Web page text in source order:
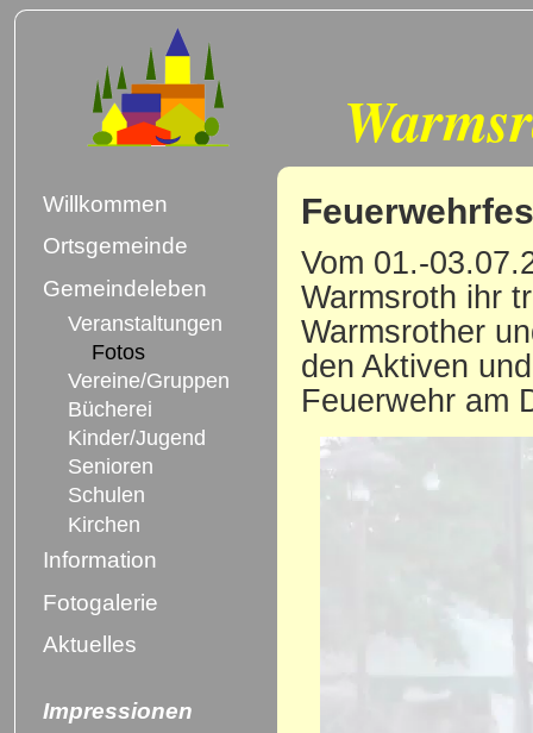
Vom 01.-
Warmsroth ihr
Warmsrother
den Aktiven
Feuerwehr am
Willkommen
Ortsgemeinde
Gemeindeleben
Veranstaltungen
Fotos
Vereine/Gruppen
Bücherei
Kinder/Jugend
Senioren
Schulen
Kirchen
Information
Fotogalerie
Aktuelles
Impressionen